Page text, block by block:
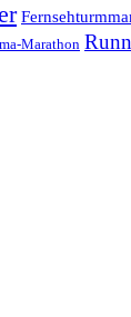
Marathon